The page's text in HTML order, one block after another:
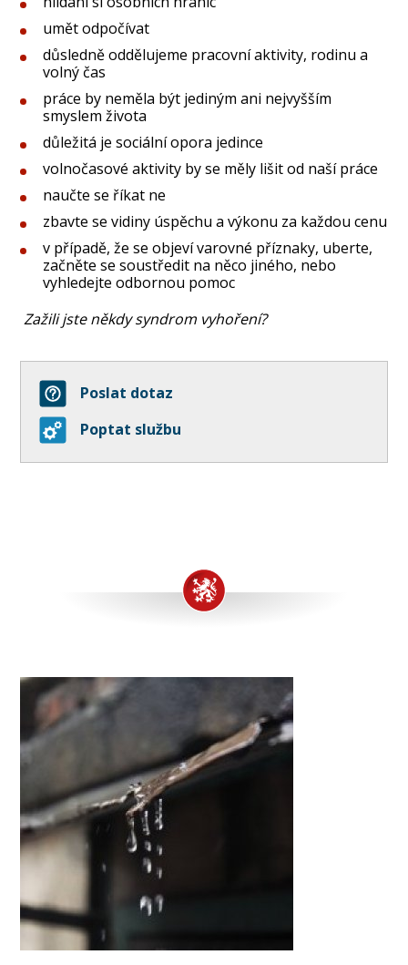
umět odpočívat
důsledně oddělujeme pracovní aktivity, rodinu a
volný čas
práce by neměla být jediným ani nejvyšším
smyslem života
důležitá je sociální opora jedince
volnočasové aktivity by se měly lišit od naší práce
naučte se říkat ne
zbavte se vidiny úspěchu a výkonu za každou cenu
v případě, že se objeví varovné příznaky, uberte,
začněte se soustředit na něco jiného, nebo
vyhledejte odbornou pomoc
Zažili jste někdy syndrom vyhoření?
Poslat dotaz
Poptat službu